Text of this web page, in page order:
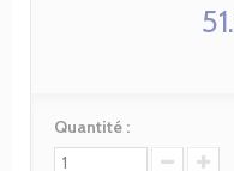
Quantité :